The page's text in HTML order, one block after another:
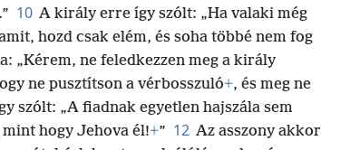
10 A király erre így szólt: „Ha valaki még
hozd csak elém, és soha többé nem fog
„Kérem, ne feledkezzen meg a király
ne pusztítson a vérbosszuló+, és meg ne
szólt: „A fiadnak egyetlen hajszála sem
hogy Jehova él!+” 12 Az asszony akkor